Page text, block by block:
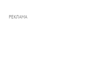
РЕКЛАМА